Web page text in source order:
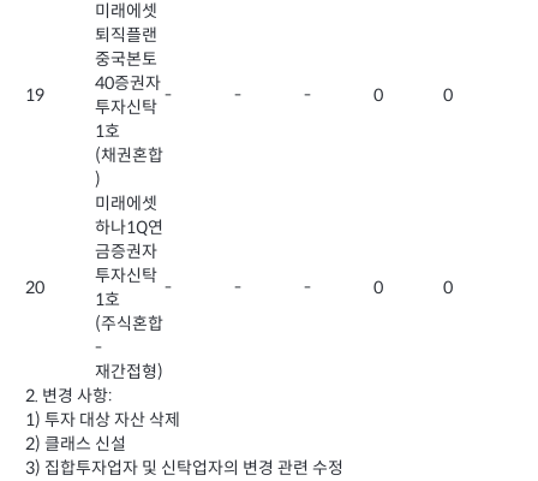
19
미래에셋
퇴직플랜
중국본토
40증권자
투자신탁
1호
(채권혼합
)
- - - 0 0
20
미래에셋
하나1Q연
금증권자
투자신탁
1호
(주식혼합
-
재간접형)
- - - 0 0
2. 변경 사항:
1) 투자 대상 자산 삭제
2) 클래스 신설
3) 집합투자업자 및 신탁업자의 변경 관련 수정